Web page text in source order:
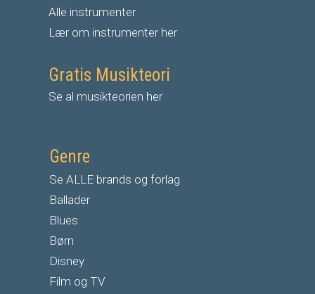
Alle instrumenter
Lær om instrumenter her
Gratis Musikteori
Se al musikteorien her
Genre
Se ALLE brands og forlag
Ballader
Blues
Børn
Disney
Film og TV